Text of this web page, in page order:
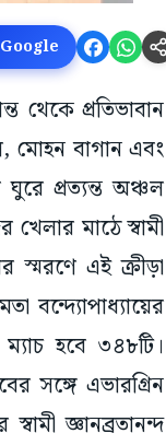
থেকে প্রতিভাবান
মোহন বাগান এবং
প্রত্যন্ত অঞ্চল
মাঠে স্বামী
স্মরণে এই ক্রীড়া
বন্দ্যোপাধ্যায়ের
ম্যাচ হবে ৩৪৮টি।
সঙ্গে এভারগ্রিন
জ্ঞানব্রতানন্দ